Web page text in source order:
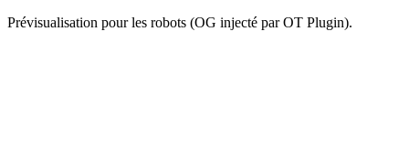
Prévisualisation pour les robots (OG injecté par OT Plugin).